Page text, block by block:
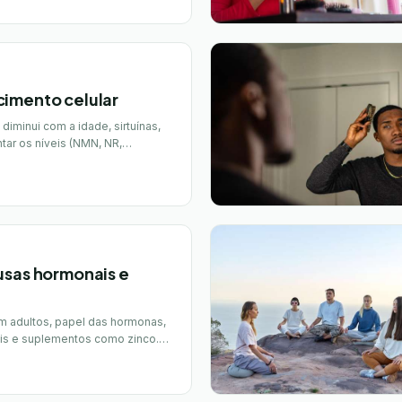
celular
com a idade, sirtuínas,
os níveis (NMN, NR,
hormonais e
adultos, papel das hormonas,
e suplementos como zinco.